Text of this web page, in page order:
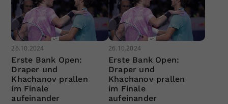
26.10.2024
Erste Bank Open:
Draper und
Khachanov prallen
im Finale
aufeinander
26.10.2024
Erste Bank Open:
Draper und
Khachanov prallen
im Finale
aufeinander